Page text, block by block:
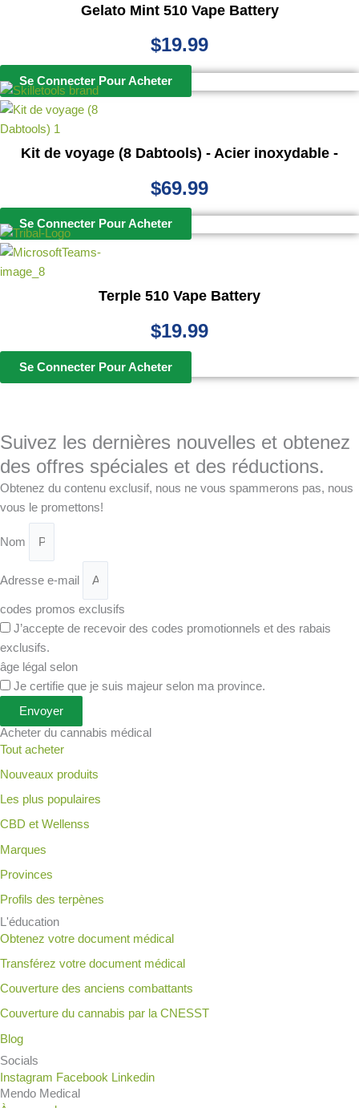
Gelato Mint 510 Vape Battery
$19.99
Se Connecter Pour Acheter
Kit de voyage (8 Dabtools) - Acier inoxydable -
$69.99
Se Connecter Pour Acheter
Terple 510 Vape Battery
$19.99
Se Connecter Pour Acheter
Suivez les dernières nouvelles et obtenez
des offres spéciales et des réductions.
Obtenez du contenu exclusif, nous ne vous spammerons pas, nous
vous le promettons!
Nom
Adresse e-mail
codes promos exclusifs
J’accepte de recevoir des codes promotionnels et des rabais
exclusifs.
âge légal selon
Je certifie que je suis majeur selon ma province.
Envoyer
Acheter du cannabis médical
Tout acheter
Nouveaux produits
Les plus populaires
CBD et Wellenss
Marques
Provinces
Profils des terpènes
L'éducation
Obtenez votre document médical
Transférez votre document médical
Couverture des anciens combattants
Couverture du cannabis par la CNESST
Blog
Socials
Instagram Facebook Linkedin
Mendo Medical